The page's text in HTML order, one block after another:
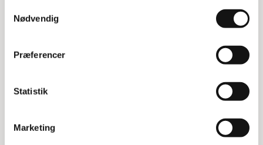
Nødvendig
Præferencer
Statistik
Marketing
indstillinger gør det nemt at finde den mest
et skrivebord eller et arbejdsbord. Gaspatronerne
Trinløs indstilling af ryglænsvinkel